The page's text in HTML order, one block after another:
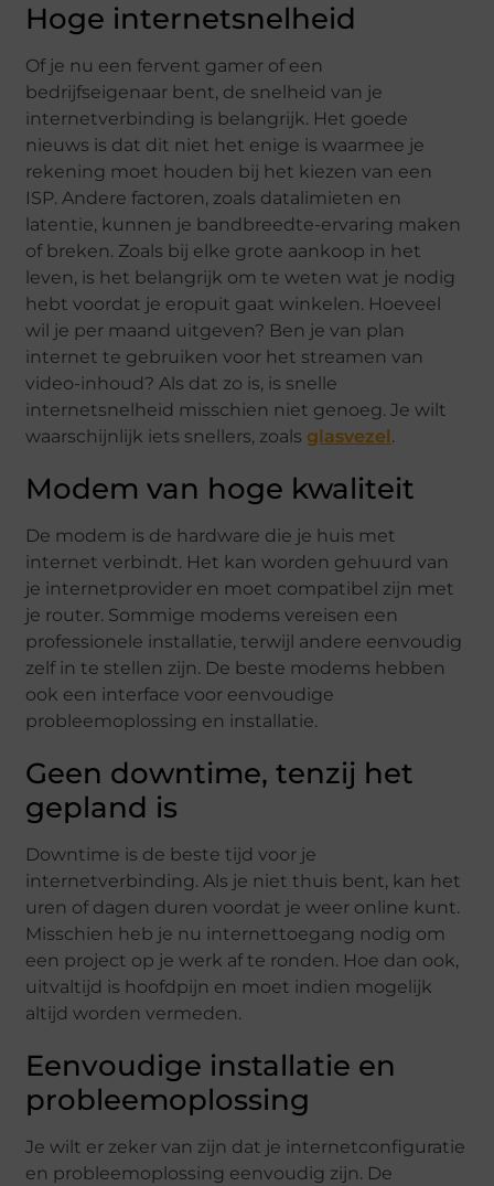
Hoge internetsnelheid
Of je nu een fervent gamer of een
bedrijfseigenaar bent, de snelheid van je
internetverbinding is belangrijk. Het goede
nieuws is dat dit niet het enige is waarmee je
rekening moet houden bij het kiezen van een
ISP. Andere factoren, zoals datalimieten en
latentie, kunnen je bandbreedte-ervaring maken
of breken. Zoals bij elke grote aankoop in het
leven, is het belangrijk om te weten wat je nodig
hebt voordat je eropuit gaat winkelen. Hoeveel
wil je per maand uitgeven? Ben je van plan
internet te gebruiken voor het streamen van
video-inhoud? Als dat zo is, is snelle
internetsnelheid misschien niet genoeg. Je wilt
waarschijnlijk iets snellers, zoalsglasvezel.
Modem van hoge kwaliteit
De modem is de hardware die je huis met
internet verbindt. Het kan worden gehuurd van
je internetprovider en moet compatibel zijn met
je router. Sommige modems vereisen een
professionele installatie, terwijl andere eenvoudig
zelf in te stellen zijn. De beste modems hebben
ook een interface voor eenvoudige
probleemoplossing en installatie.
Geen downtime, tenzij het
gepland is
Downtime is de beste tijd voor je
internetverbinding. Als je niet thuis bent, kan het
uren of dagen duren voordat je weer online kunt.
Misschien heb je nu internettoegang nodig om
een ​​project op je werk af te ronden. Hoe dan ook,
uitvaltijd is hoofdpijn en moet indien mogelijk
altijd worden vermeden.
Eenvoudige installatie en
probleemoplossing
Je wilt er zeker van zijn dat je internetconfiguratie
en probleemoplossing eenvoudig zijn. De